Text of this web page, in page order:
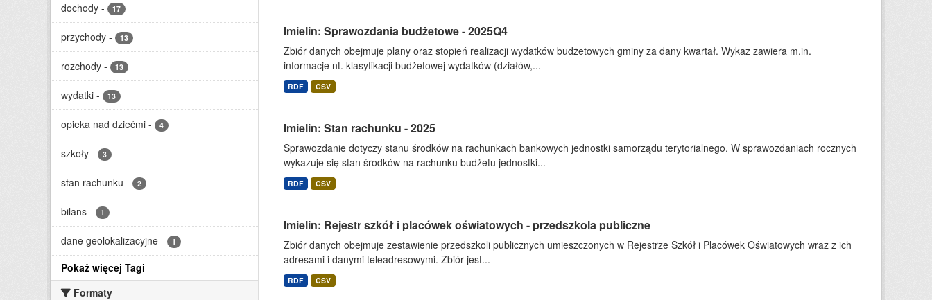
dochody - 17
przychody - 13
rozchody - 13
wydatki - 13
opieka nad dziećmi - 4
szkoły - 3
stan rachunku - 2
bilans - 1
dane geolokalizacyjne - 1
Pokaż więcej Tagi
Formaty
Imielin: Sprawozdania budżetowe - 2025Q4
Zbiór danych obejmuje plany oraz stopień realizacji wydatków budżetowych gminy za dany kwartał. Wykaz zawiera m.in.
informacje nt. klasyfikacji budżetowej wydatków (działów,...
RDF CSV
Imielin: Stan rachunku - 2025
Sprawozdanie dotyczy stanu środków na rachunkach bankowych jednostki samorządu terytorialnego. W sprawozdaniach rocznych
wykazuje się stan środków na rachunku budżetu jednostki...
RDF CSV
Imielin: Rejestr szkół i placówek oświatowych - przedszkola publiczne
Zbiór danych obejmuje zestawienie przedszkoli publicznych umieszczonych w Rejestrze Szkół i Placówek Oświatowych wraz z ich
adresami i danymi teleadresowymi. Zbiór jest...
RDF CSV